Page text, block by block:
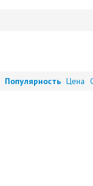
Популярность Цена